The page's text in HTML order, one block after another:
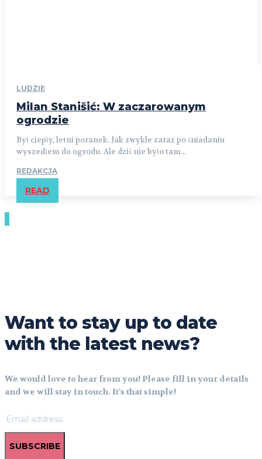
LUDZIE
Milan Stanišić: W zaczarowanym
ogrodzie
Był ciepły, letni poranek. Jak zwykle zaraz po śniadaniu
wyszedłem do ogrodu. Ale dziś nie było tam...
REDAKCJA
READ
Want to stay up to date
with the latest news?
We would love to hear from you! Please fill in your details
and we will stay in touch. It's that simple!
SUBSCRIBE